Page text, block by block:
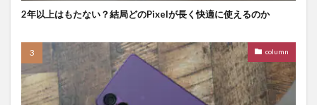
2年以上はもたない？結局どのPixelが長く快適に使えるのか
column